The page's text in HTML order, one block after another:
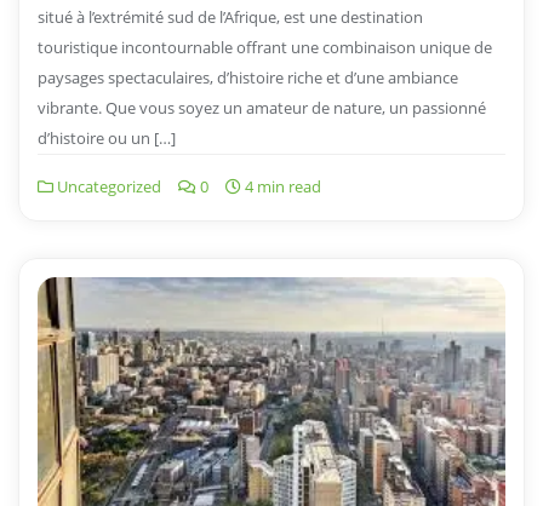
situé à l’extrémité sud de l’Afrique, est une destination
touristique incontournable offrant une combinaison unique de
paysages spectaculaires, d’histoire riche et d’une ambiance
vibrante. Que vous soyez un amateur de nature, un passionné
d’histoire ou un […]
Uncategorized 0 4 min read